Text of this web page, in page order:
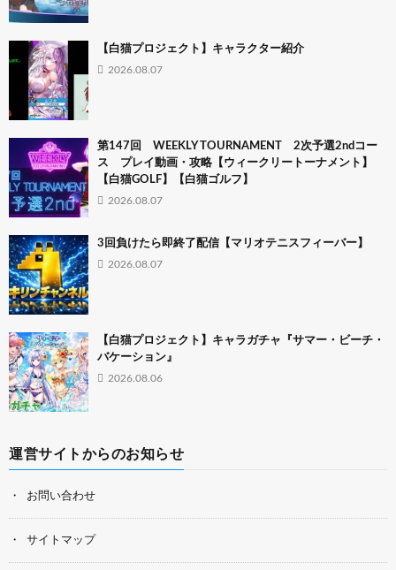
【白猫プロジェクト】キャラクター紹介
2026.08.07
第147回 WEEKLY TOURNAMENT 2次予選2ndコー
ス プレイ動画・攻略【ウィークリートーナメント】
【白猫GOLF】【白猫ゴルフ】
2026.08.07
3回負けたら即終了配信【マリオテニスフィーバー】
2026.08.07
【白猫プロジェクト】キャラガチャ『サマー・ビーチ・
バケーション』
2026.08.06
運営サイトからのお知らせ
お問い合わせ
サイトマップ